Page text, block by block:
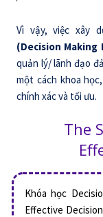
Vì vậy, việc xây
(Decision Making
quản lý/ lãnh đạo
một cách khoa
chính xác và tối ưu.
The
Khóa học
Effective